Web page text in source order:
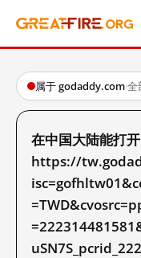
属于 godaddy.com·全
在中国大陆能打开
https://